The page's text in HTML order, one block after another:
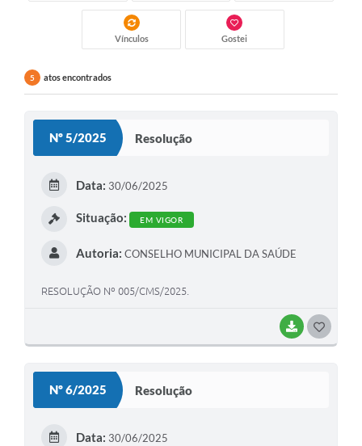
Vínculos Gostei
5 atos encontrados
Nº 5/2025 Resolução
BAIXAR
Data: 30/06/2025
Situação: EM VIGOR
Autoria: CONSELHO MUNICIPAL DA SAÚDE
RESOLUÇÃO Nº 005/CMS/2025.
Nº 6/2025 Resolução
Data: 30/06/2025